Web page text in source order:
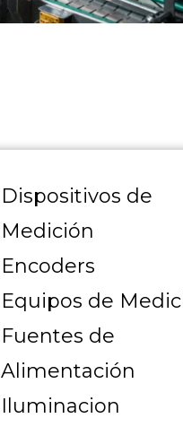
Dispositivos de
Medición
Encoders
Equipos de
Fuentes de
Alimentación
Iluminacion